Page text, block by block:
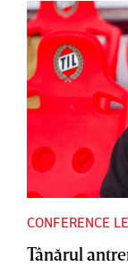
CONFERENCE
Tânărul